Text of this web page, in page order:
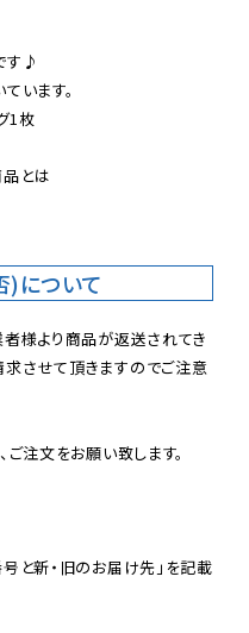
す♪
います。
1枚
とは
)について
様より商品が返送されてき
させて頂きますのでご注意
号と新・旧のお届け先」を記載